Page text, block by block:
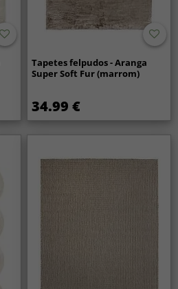
Tapetes felpudos - Aranga
Super Soft Fur (marrom)
34.99 €